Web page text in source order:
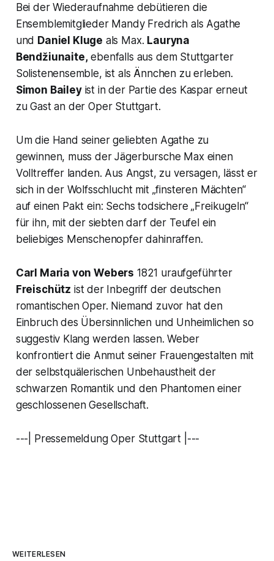
Bei der Wiederaufnahme debütieren die
Ensemblemitglieder Mandy Fredrich als Agathe
und Daniel Kluge als Max. Lauryna
Bendžiunaite,ebenfalls aus dem Stuttgarter
Solistenensemble, ist als Ännchen zu erleben.
Simon Baileyist in der Partie des Kaspar erneut
zu Gast an der Oper Stuttgart.
Um die Hand seiner geliebten Agathe zu
gewinnen, muss der Jägerbursche Max einen
Volltreffer landen. Aus Angst, zu versagen, lässt er
sich in der Wolfsschlucht mit „finsteren Mächten“
auf einen Pakt ein: Sechs todsichere „Freikugeln“
für ihn, mit der siebten darf der Teufel ein
beliebiges Menschenopfer dahinraffen.
Carl Maria von Webers 1821 uraufgeführter
Freischütz ist der Inbegriff der deutschen
romantischen Oper. Niemand zuvor hat den
Einbruch des Übersinnlichen und Unheimlichen so
suggestiv Klang werden lassen. Weber
konfrontiert die Anmut seiner Frauengestalten mit
der selbstquälerischen Unbehaustheit der
schwarzen Romantik und den Phantomen einer
geschlossenen Gesellschaft.
---| Pressemeldung Oper Stuttgart |---
WEITERLESEN